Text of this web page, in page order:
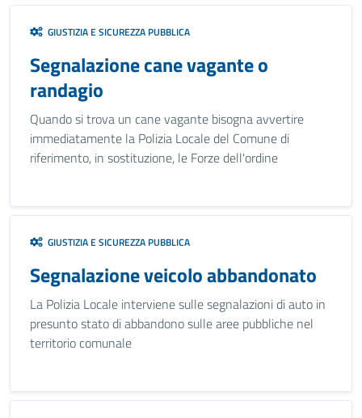
GIUSTIZIA E SICUREZZA PUBBLICA
Segnalazione cane vagante o
randagio
Quando si trova un cane vagante bisogna avvertire
immediatamente la Polizia Locale del Comune di
riferimento, in sostituzione, le Forze dell'ordine
GIUSTIZIA E SICUREZZA PUBBLICA
Segnalazione veicolo abbandonato
La Polizia Locale interviene sulle segnalazioni di auto in
presunto stato di abbandono sulle aree pubbliche nel
territorio comunale